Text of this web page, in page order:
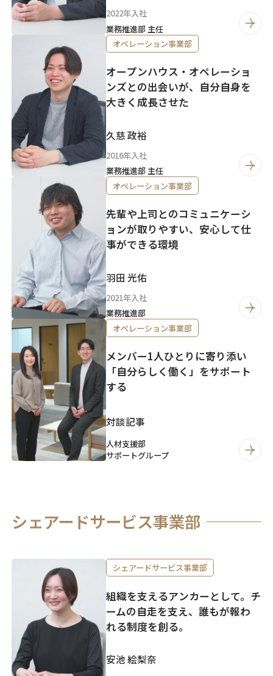
2022年入社
業務推進部 主任
オペレーション事業部
オープンハウス・オペレーショ
ンズとの出会いが、自分自身を
大きく成長させた
久慈 政裕
2016年入社
業務推進部 主任
オペレーション事業部
先輩や上司とのコミュニケーシ
ョンが取りやすい、安心して仕
事ができる環境
羽田 光佑
2021年入社
業務推進部
オペレーション事業部
メンバー1人ひとりに寄り添い
「自分らしく働く」をサポート
する
対談記事
人材支援部
サポートグループ
シェアードサービス事業部
シェアードサービス事業部
組織を支えるアンカーとして。チ
ームの自走を支え、誰もが報わ
れる制度を創る。
安池 絵梨奈